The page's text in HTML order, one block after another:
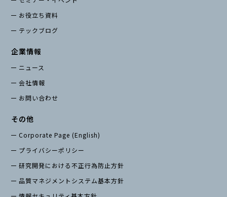
お役立ち資料
テックブログ
企業情報
ニュース
会社情報
お問い合わせ
その他
Corporate Page (English)
プライバシーポリシー
研究開発における不正行為防止方針
品質マネジメントシステム基本方針